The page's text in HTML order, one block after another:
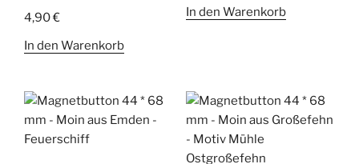
4,90€
In den Warenkorb
In den Warenkorb